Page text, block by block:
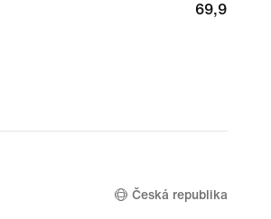
69,99 €
69,99 €
Česká republika